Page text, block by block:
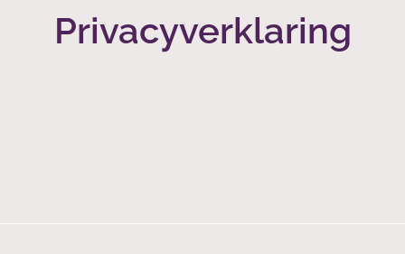
Privacyverklaring